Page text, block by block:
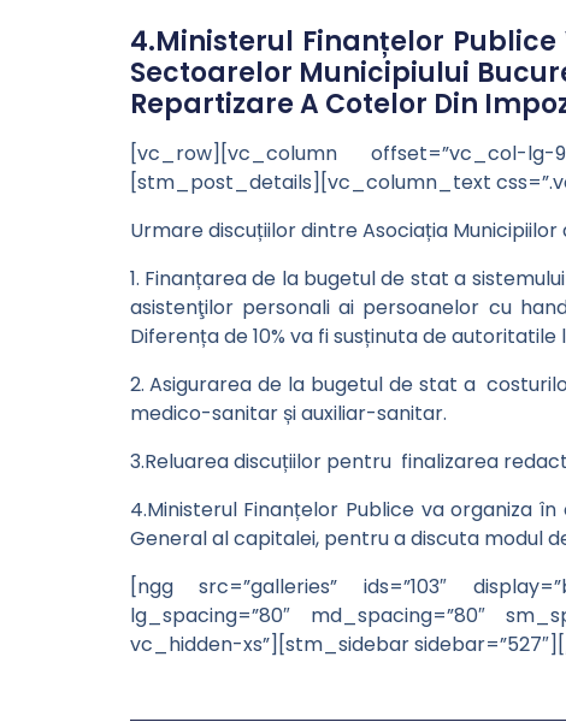
4.Ministerul Finanțelor
Sectoarelor Municipiului
Repartizare A Cotelor Din
[vc_row][vc_column offset=”vc_col-
[stm_post_details][vc_column_text
Urmare discuțiilor dintre Asociația
1. Finanțarea de la bugetul de stat a
asistenţilor personali ai persoanelor cu
Diferența de 10% va fi susținuta de autoritatile
2. Asigurarea de la bugetul de stat a
medico-sanitar și auxiliar-sanitar.
3.Reluarea discuțiilor pentru finalizarea
4.Ministerul Finanțelor Publice va organiza
General al capitalei, pentru a discuta modul
[ngg src=”galleries” ids=”103″
lg_spacing=”80″ md_spacing=”80″
vc_hidden-xs”][stm_sidebar